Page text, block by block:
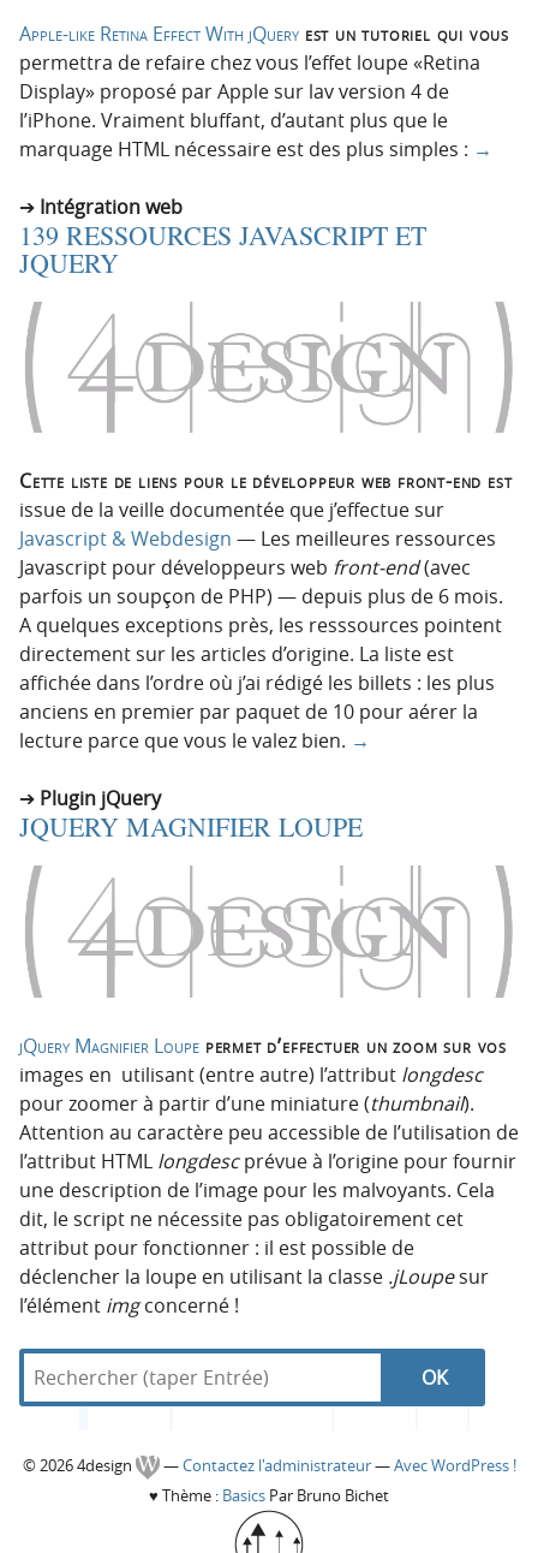
Apple-like Retina Effect With jQuery est un tutoriel qui vous
permettra de refaire chez vous l’effet loupe «Retina
Display» proposé par Apple sur lav version 4 de
l’iPhone. Vraiment bluffant, d’autant plus que le
marquage HTML nécessaire est des plus simples : →
Intégration web
139 RESSOURCES JAVASCRIPT ET
JQUERY
Cette liste de liens pour le développeur web front-end est
issue de la veille documentée que j’effectue sur
Javascript & Webdesign — Les meilleures ressources
Javascript pour développeurs web front-end(avec
parfois un soupçon de PHP) — depuis plus de 6 mois.
A quelques exceptions près, les resssources pointent
directement sur les articles d’origine. La liste est
affichée dans l’ordre où j’ai rédigé les billets : les plus
anciens en premier par paquet de 10 pour aérer la
lecture parce que vous le valez bien. →
Plugin jQuery
JQUERY MAGNIFIER LOUPE
jQuery Magnifier Loupe permet d’effectuer un zoom sur vos
images en utilisant (entre autre) l’attribut longdesc
pour zoomer à partir d’une miniature (thumbnail).
Attention au caractère peu accessible de l’utilisation de
l’attribut HTML longdescprévue à l’origine pour fournir
une description de l’image pour les malvoyants. Cela
dit, le script ne nécessite pas obligatoirement cet
attribut pour fonctionner : il est possible de
déclencher la loupe en utilisant la classe .jLoupesur
l’élément imgconcerné !
N
R
R
e
d
4
C
© 2026 4design —Contactez l'administrateur—Avec WordPress !
♥ Thème : Basics Par Bruno Bichet